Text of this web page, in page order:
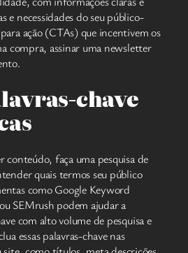
e necessidades do seu público-
ação (CTAs) que incentivem os
compra, assinar uma newsletter
chave
conteúdo, faça uma pesquisa de
quais termos seu público
como Google Keyword
SEMrush podem ajudar a
com alto volume de pesquisa e
essas palavras-chave nas